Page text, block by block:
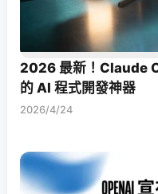
2026 最新！Claude
的 AI 程式開發神器
2026/4/24